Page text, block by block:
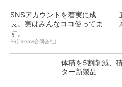
SNSアカウントを着実に成
長。実はみんなココ使ってま
す。
PR(Dreaw合同会社)
体積を5割削減、
ター新製品